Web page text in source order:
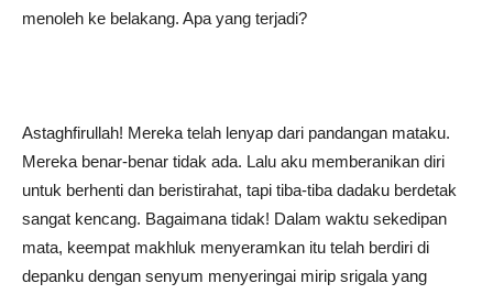
menoleh ke belakang. Apa yang terjadi?
Astaghfirullah! Mereka telah lenyap dari pandangan mataku.
Mereka benar-benar tidak ada. Lalu aku memberanikan diri
untuk berhenti dan beristirahat, tapi tiba-tiba dadaku berdetak
sangat kencang. Bagaimana tidak! Dalam waktu sekedipan
mata, keempat makhluk menyeramkan itu telah berdiri di
depanku dengan senyum menyeringai mirip srigala yang